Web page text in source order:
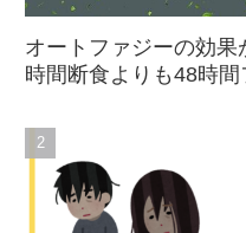
オートファジーの効
時間断食よりも48時